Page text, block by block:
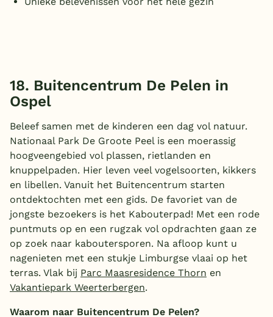
18. Buitencentrum De Pelen in
Ospel
Beleef samen met de kinderen een dag vol natuur.
Nationaal Park De Groote Peel is een moerassig
hoogveengebied vol plassen, rietlanden en
knuppelpaden. Hier leven veel vogelsoorten, kikkers
en libellen. Vanuit het Buitencentrum starten
ontdektochten met een gids. De favoriet van de
jongste bezoekers is het Kabouterpad! Met een rode
puntmuts op en een rugzak vol opdrachten gaan ze
op zoek naar kaboutersporen. Na afloop kunt u
nagenieten met een stukje Limburgse vlaai op het
terras. Vlak bij Parc Maasresidence Thorn en
Vakantiepark Weerterbergen.
Waarom naar Buitencentrum De Pelen?